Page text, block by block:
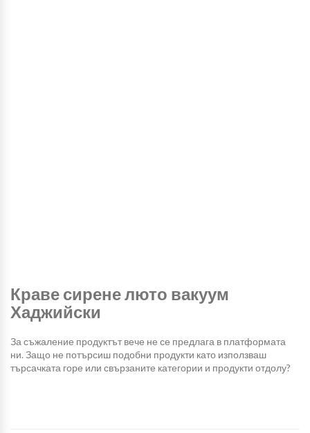
Краве сирене люто вакуум
Хаджийски
За съжаление продуктът вече не се предлага в платформата
ни. Защо не потърсиш подобни продукти като използваш
търсачката горе или свързаните категории и продукти отдолу?